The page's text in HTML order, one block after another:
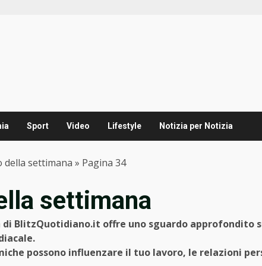
Sport Video Lifestyle Notizia per Notizia
della settimana » Pagina 34
settimana
di BlitzQuotidiano.it offre uno sguardo approfondito
possono influenzare il tuo lavoro, le relazioni